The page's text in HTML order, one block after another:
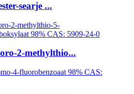
searje ...
2-methylthio...